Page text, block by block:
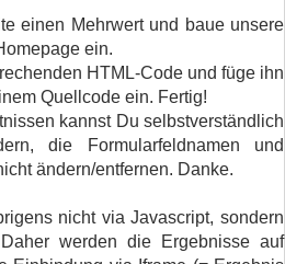
einen Mehrwert und baue unsere
ein.
HTML-Code und füge ihn
Quellcode ein. Fertig!
kannst Du selbstverständlich
die Formularfeldnamen und
ändern/entfernen. Danke.
nicht via Javascript, sondern
werden die Ergebnisse auf